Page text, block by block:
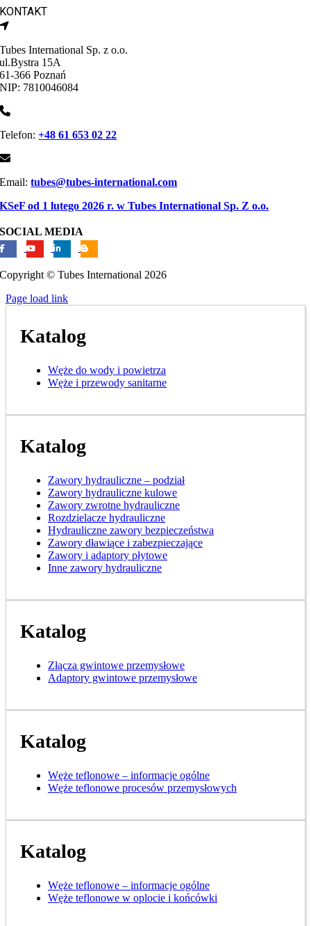
KONTAKT
Tubes International Sp. z o.o.
ul.Bystra 15A
61-366 Poznań
NIP: 7810046084
Telefon:+48 61 653 02 22
Email:tubes@tubes-international.com
KSeF od 1 lutego 2026 r. w Tubes International Sp. Z o.o.
SOCIAL MEDIA
Copyright © Tubes International 2026
Page load link
Katalog
Węże do wody i powietrza
Węże i przewody sanitarne
Katalog
Zawory hydrauliczne – podział
Zawory hydrauliczne kulowe
Zawory zwrotne hydrauliczne
Rozdzielacze hydrauliczne
Hydrauliczne zawory bezpieczeństwa
Zawory dławiące i zabezpieczające
Zawory i adaptory płytowe
Inne zawory hydrauliczne
Katalog
Złącza gwintowe przemysłowe
Adaptory gwintowe przemysłowe
Katalog
Węże teflonowe – informacje ogólne
Węże teflonowe procesów przemysłowych
Katalog
Węże teflonowe – informacje ogólne
Węże teflonowe w oplocie i końcówki